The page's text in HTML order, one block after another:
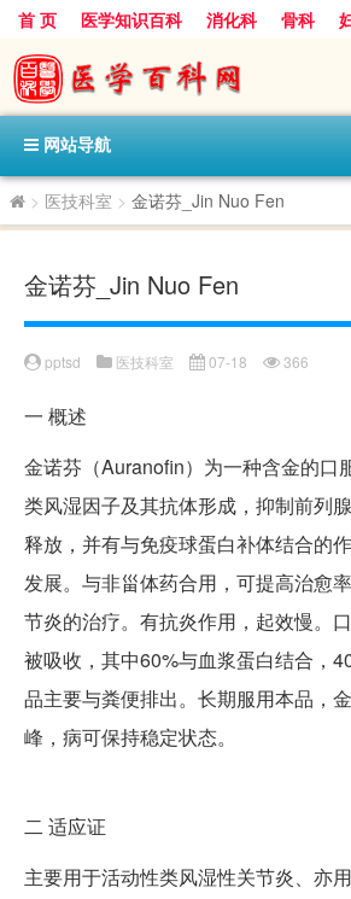
首 页 医学知识百科 消化科 骨科
心血管病科
呼吸科 神经科
内分泌科
口腔科
网站导航
> 医技科室 > 金诺芬_Jin Nuo Fen
金诺芬_Jin Nuo Fen
pptsd 医技科室 07-18 366
一 概述
金诺芬（Auranofin）为一种含金的口
类风湿因子及其抗体形成，抑制前列
释放，并有与免疫球蛋白补体结合的
发展。与非甾体药合用，可提高治愈
节炎的治疗。有抗炎作用，起效慢。
被吸收，其中60%与血浆蛋白结合，
品主要与粪便排出。长期服用本品，
峰，病可保持稳定状态。
二 适应证
主要用于活动性类风湿性关节炎、亦